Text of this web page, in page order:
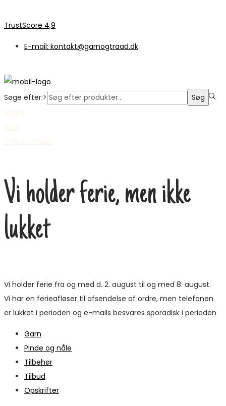
TrustScore 4,9
E-mail: kontakt@garnogtraad.dk
Søge efter:>
Søg
Konto
Kurv
0,00 kr. 0 Kurv
Vi holder ferie, men ikke
lukket
Vi holder ferie fra og med d. 2. august til og med 8. august.
Vi har en ferieafløser til afsendelse af ordre, men telefonen
er lukket i perioden og e-mails besvares sporadisk i perioden
Garn
Pinde og nåle
Tilbehør
Tilbud
Opskrifter